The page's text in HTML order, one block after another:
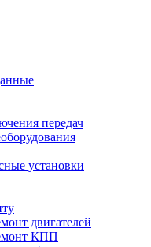
передач
установки
двигателей
КПП